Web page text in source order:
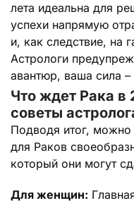
лета идеальна для
успехи напрямую
и, как следствие, на
Астрологи
авантюр, ваша сила –
Что ждет Рака в
советы
Подводя итог, можно
для Раков
который они могут
Для женщин: